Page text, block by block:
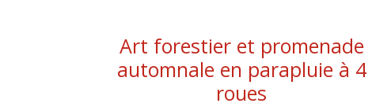
Art forestier et promenade
automnale en parapluie à 4
roues